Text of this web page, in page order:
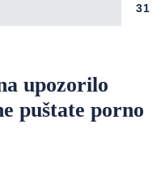
31
upozorilo
puštate porno